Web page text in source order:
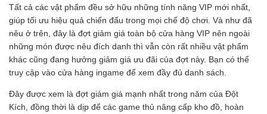
Tất cả các vật phẩm đều sở hữu những tính năng VIP mới nhất,
giúp tối ưu hiệu quả chiến đấu trong mọi chế độ chơi. Và như đã
nêu ở trên, đây là đợt giảm giá toàn bộ cửa hàng VIP nên ngoài
những món được nêu đích danh thì vẫn còn rất nhiều vật phẩm
khác cũng đang hưởng giảm giá ưu đãi của đợt này. Bạn có thể
truy cập vào cửa hàng ingame để xem đầy đủ danh sách.
Đây được xem là đợt giảm giá mạnh nhất trong năm của Đột
Kích, đồng thời là dịp để các game thủ nâng cấp kho đồ, hoàn